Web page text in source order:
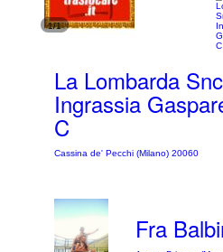
1/1
La Lombarda
Ingrassia
C
Cassina de' Pecchi (Milano) 20060
Fra